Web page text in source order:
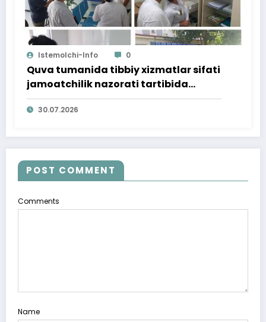
Istemolchi-Info 0
Quva tumanida tibbiy xizmatlar sifati
jamoatchilik nazorati tartibida
o‘rganildi
30.07.2026
POST COMMENT
Comments
Name